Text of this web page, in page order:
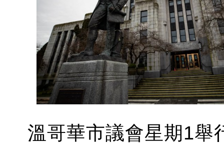
溫哥華市議會星期1舉